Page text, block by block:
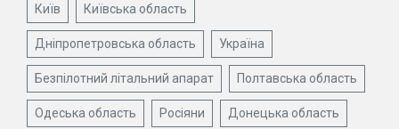
Київ Київська область
Дніпропетровська область Україна
Безпілотний літальний апарат Полтавська область
Одеська область Росіяни Донецька область